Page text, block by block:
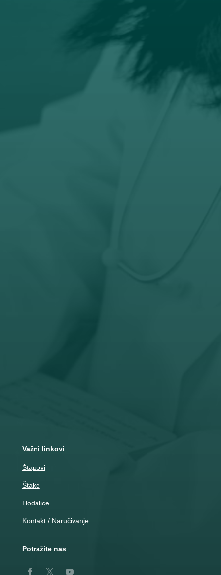

Važni linkovi
Štapovi
Štake
Hodalice
Kontakt / Naručivanje
Potražite nas